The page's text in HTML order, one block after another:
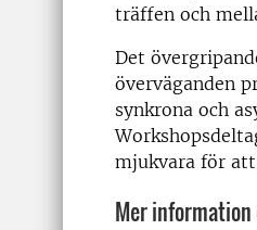
träffen och
Det
överväganden
synkrona och
mjukvara för
Mer